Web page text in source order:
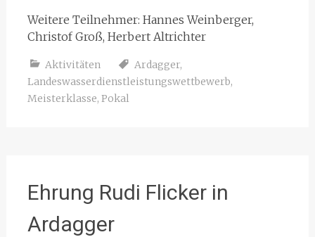
Weitere Teilnehmer: Hannes Weinberger,
Christof Groß, Herbert Altrichter
Aktivitäten Ardagger,
Landeswasserdienstleistungswettbewerb,
Meisterklasse, Pokal
Ehrung Rudi Flicker in
Ardagger